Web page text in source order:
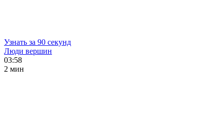
Узнать за 90 секунд
Люди вершин
03:58
2 мин